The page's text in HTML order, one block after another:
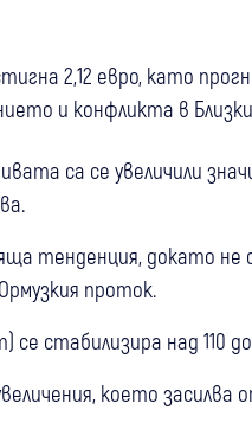
2,12 евро, като
и конфликта в
са се увеличили
тенденция, докато не
проток.
стабилизира над 110
което